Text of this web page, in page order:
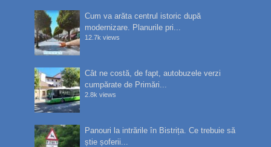
Cum va arăta centrul istoric după
modernizare. Planurile pri...
12.7k views
Cât ne costă, de fapt, autobuzele verzi
cumpărate de Primări...
2.8k views
Panouri la intrările în Bistrița. Ce trebuie să
știe șoferii...